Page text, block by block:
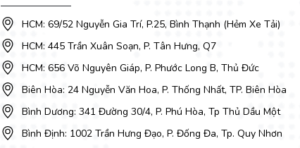
HCM: 69/52 Nguyễn Gia Trí, P.25, Bình Thạnh (Hẻm Xe Tải)
HCM: 445 Trần Xuân Soạn, P. Tân Hưng, Q7
HCM: 656 Võ Nguyên Giáp, P. Phước Long B, Thủ Đức
Biên Hòa: 24 Nguyễn Văn Hoa, P. Thống Nhất, TP. Biên Hòa
Bình Dương: 341 Đường 30/4, P. Phú Hòa, Tp Thủ Dầu Một
Bình Định: 1002 Trần Hưng Đạo, P. Đống Đa, Tp. Quy Nhơn